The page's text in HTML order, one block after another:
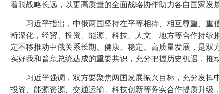
着眼战略长远，以更高质量的全面战略协作助力各自国家
习近平指出，中俄两国坚持在平等相待、相互尊重、
断深化，经贸、投资、能源、科技、人文、地方等合作持
定不移推动中俄关系长期、健康、稳定、高质量发展，是
实好我和普京总统达成的重要共识，充分把握历史机遇，
习近平强调，双方要聚焦两国发展振兴目标，充分发
投资、能源资源、交通运输、科技创新等务实合作提质升